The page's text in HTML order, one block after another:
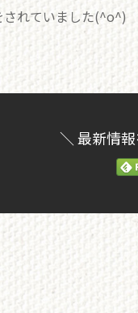
されていました(^o^)
＼ 最新情